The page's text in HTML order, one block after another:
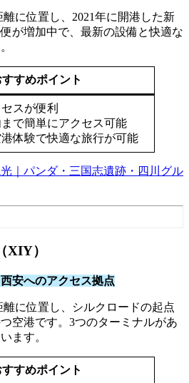
に位置し、2021年に開港した新
が増加中で、最新の設備と快適な
すめポイント
スが便利
まで簡単にアクセス可能
港体験で快適な旅行が可能
｜パンダ・三国志遺跡・四川グル
XIY）
安へのアクセス拠点
に位置し、シルクロードの起点
空港です。3つのターミナルがあ
ます。
すめポイント